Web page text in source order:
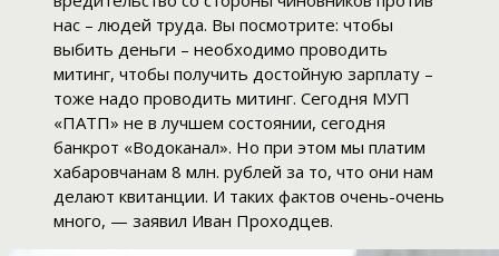
нас – людей труда. Вы посмотрите: чтобы
выбить деньги – необходимо проводить
митинг, чтобы получить достойную зарплату –
тоже надо проводить митинг. Сегодня МУП
«ПАТП» не в лучшем состоянии, сегодня
банкрот «Водоканал». Но при этом мы платим
хабаровчанам 8 млн. рублей за то, что они нам
делают квитанции. И таких фактов очень-очень
много, — заявил Иван Проходцев.